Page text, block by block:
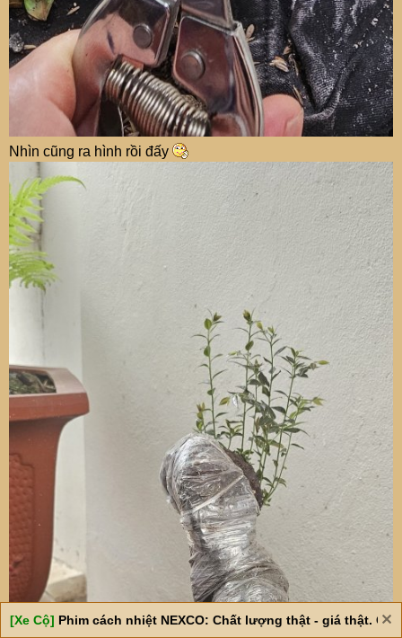
Nhìn cũng ra hình rồi đấy
[Xe Cộ] Phim cách nhiệt NEXCO: Chất lượng thật - giá thật. Giá